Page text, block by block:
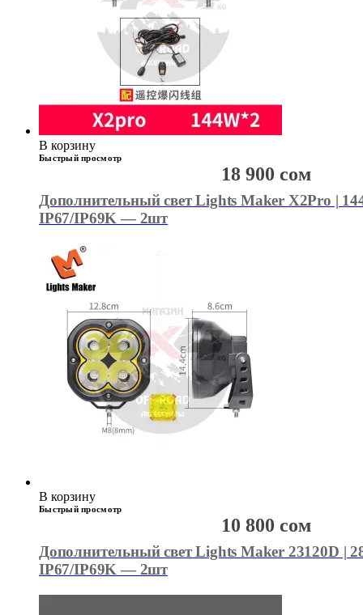
В корзину
Быстрый просмотр
Дополнительный свет Lights Maker X2Pro |
IP67/IP69K — 2шт
18 900 сом
В корзину
Быстрый просмотр
Дополнительный свет Lights Maker 23120D |
IP67/IP69K — 2шт
10 800 сом